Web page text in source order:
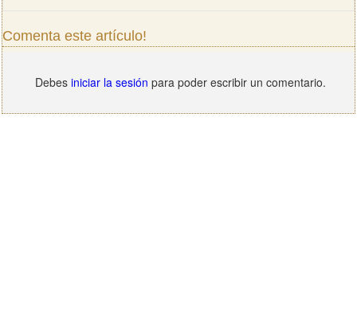
Comenta este artículo!
Debes iniciar la sesión para poder escribir un comentario.